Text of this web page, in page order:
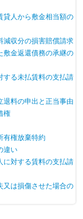
貸人から敷金相当額の
減収分の損害賠償請求
敷金返還債務の承継の
する未払賃料の支払請
退料の申出と正当事由
権
有権放棄特約
違い
に対する賃料の支払請
又は損傷させた場合の